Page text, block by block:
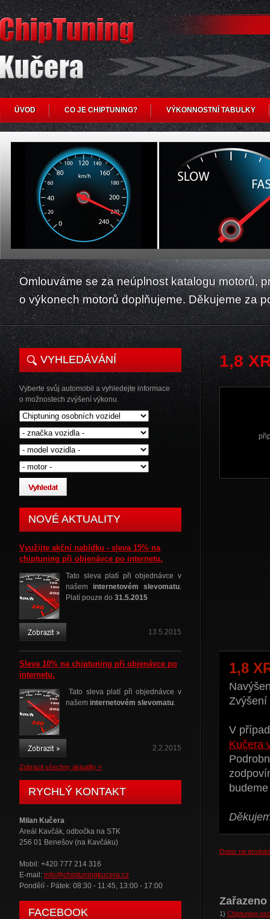
ÚVOD CO JE CHIPTUNING? VÝKONNOSTNÍ TABULKY
Omlouváme se za neúplnost katalogu motorů,
o výkonech motorů doplňujeme. Děkujeme za
VYHLEDÁVÁNÍ
Vyberte svůj automobil a vyhledejte informace
o možnostech zvýšení výkonu.
NOVÉ AKTUALITY
Využijte akční nabídku - sleva 15% na
chiptuning při objenávce po internetu.
Tato sleva platí při objednávce v
našem internetovém slevomatu.
Platí pouze do 31.5.2015
13.5.2015
Sleva 10% na chiptuning při objenávce po
internetu.
Tato sleva platí při objednávce v
našem internetovém slevomatu.
2.2.2015
Zobrazit všechny aktuality »
RYCHLÝ KONTAKT
Milan Kučera
Areál Kavčák, odbočka na STK
256 01 Benešov (na Kavčáku)
Mobil: +420 777 214 316
E-mail: info@chiptuningkucera.cz
Pondělí - Pátek: 08:30 - 11:45, 13:00 - 17:00
FACEBOOK
1,8
1,8
Zvýšení
V
Kučera
Dotaz na produkt
1) Chiptuning